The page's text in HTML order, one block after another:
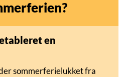
en
sommerferielukket fra